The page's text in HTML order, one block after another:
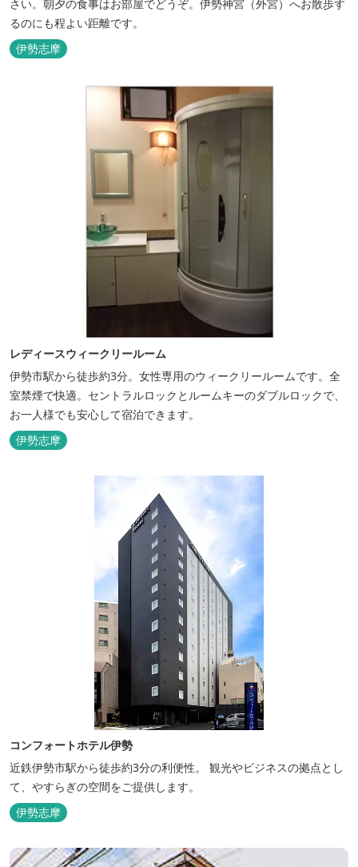
さい。朝夕の食事はお部屋でどうぞ。伊勢神宮（外宮）へお散歩す
るのにも程よい距離です。
伊勢志摩
レディースウィークリールーム
伊勢市駅から徒歩約3分。女性専用のウィークリールームです。全
室禁煙で快適。セントラルロックとルームキーのダブルロックで、
お一人様でも安心して宿泊できます。
伊勢志摩
コンフォートホテル伊勢
近鉄伊勢市駅から徒歩約3分の利便性。 観光やビジネスの拠点とし
て、やすらぎの空間をご提供します。
伊勢志摩